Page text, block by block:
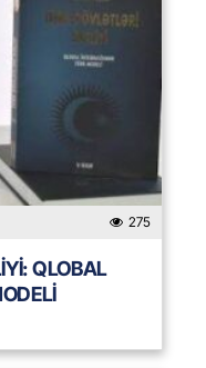
275
QLOBAL